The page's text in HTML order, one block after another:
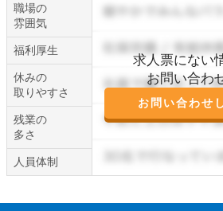
職場の
雰囲気
求人票にない
お問い合わ
お問い合わせ
福利厚生
休みの
取りやすさ
残業の
多さ
人員体制